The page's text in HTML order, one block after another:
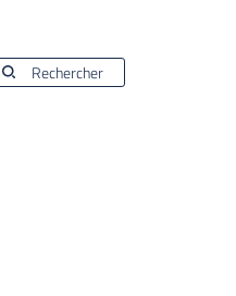
Rechercher